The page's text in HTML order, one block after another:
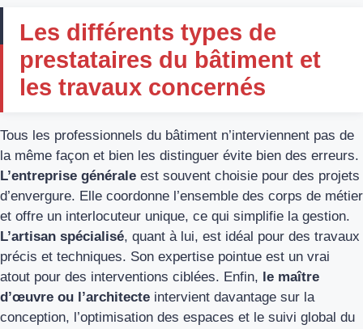
Les différents types de
prestataires du bâtiment et
les travaux concernés
Tous les professionnels du bâtiment n’interviennent pas de
la même façon et bien les distinguer évite bien des erreurs.
L’entreprise générale est souvent choisie pour des projets
d’envergure. Elle coordonne l’ensemble des corps de métier
et offre un interlocuteur unique, ce qui simplifie la gestion.
L’artisan spécialisé, quant à lui, est idéal pour des travaux
précis et techniques. Son expertise pointue est un vrai
atout pour des interventions ciblées. Enfin, le maître
d’œuvre ou l’architecte intervient davantage sur la
conception, l’optimisation des espaces et le suivi global du